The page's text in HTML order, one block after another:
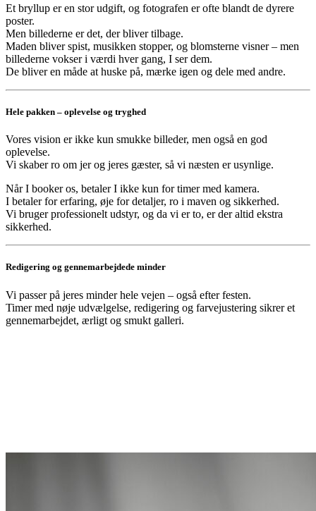
Et bryllup er en stor udgift, og fotografen er ofte blandt de dyrere
poster.
Men billederne er det, der bliver tilbage.
Maden bliver spist, musikken stopper, og blomsterne visner – men
billederne vokser i værdi hver gang, I ser dem.
De bliver en måde at huske på, mærke igen og dele med andre.
Hele pakken – oplevelse og tryghed
Vores vision er ikke kun smukke billeder, men også en god
oplevelse.
Vi skaber ro om jer og jeres gæster, så vi næsten er usynlige.
Når I booker os, betaler I ikke kun for timer med kamera.
I betaler for erfaring, øje for detaljer, ro i maven og sikkerhed.
Vi bruger professionelt udstyr, og da vi er to, er der altid ekstra
sikkerhed.
Redigering og gennemarbejdede minder
Vi passer på jeres minder hele vejen – også efter festen.
Timer med nøje udvælgelse, redigering og farvejustering sikrer et
gennemarbejdet, ærligt og smukt galleri.